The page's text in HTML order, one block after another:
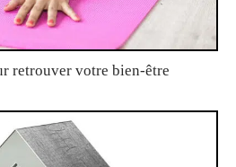
retrouver votre bien-être